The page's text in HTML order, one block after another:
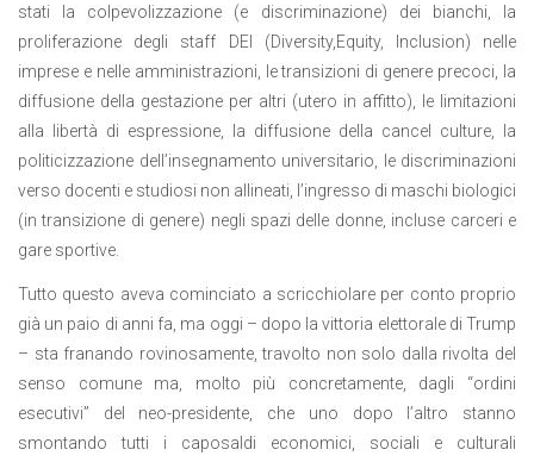
stati la colpevolizzazione (e discriminazione) dei bianchi, la
proliferazione degli staff DEI (Diversity,Equity, Inclusion) nelle
imprese e nelle amministrazioni, le transizioni di genere precoci, la
diffusione della gestazione per altri (utero in affitto), le limitazioni
alla libertà di espressione, la diffusione della cancel culture, la
politicizzazione dell’insegnamento universitario, le discriminazioni
verso docenti e studiosi non allineati, l’ingresso di maschi biologici
(in transizione di genere) negli spazi delle donne, incluse carceri e
gare sportive.
Tutto questo aveva cominciato a scricchiolare per conto proprio
già un paio di anni fa, ma oggi – dopo la vittoria elettorale di Trump
– sta franando rovinosamente, travolto non solo dalla rivolta del
senso comune ma, molto più concretamente, dagli “ordini
esecutivi” del neo-presidente, che uno dopo l’altro stanno
smontando tutti i caposaldi economici, sociali e culturali